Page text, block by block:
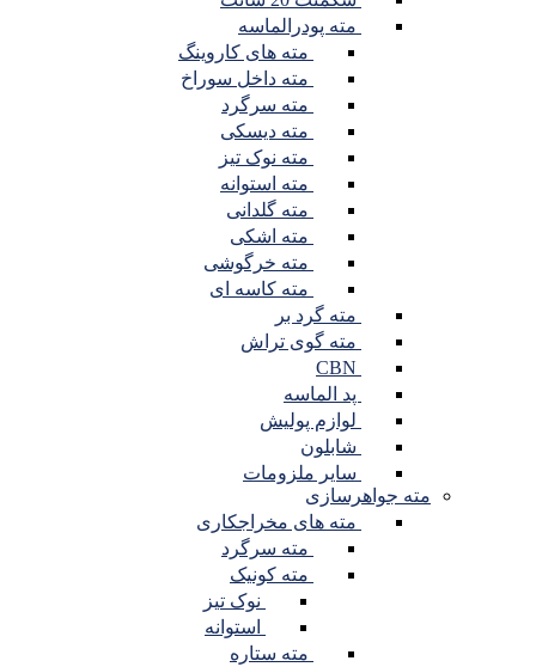
مته پودرالماسه
مته های کاروینگ
مته داخل سوراخ
مته سرگرد
مته دیسکی
مته نوک تیز
مته استوانه
مته گلدانی
مته اشکی
مته خرگوشی
مته کاسه ای
مته گرد بر
مته گوی تراش
پد الماسه
لوازم پولیش
شابلون
سایر ملزومات
مته جواهرسازی
مته های مخراجکاری
مته سرگرد
مته کونیک
نوک تیز
استوانه
مته ستاره